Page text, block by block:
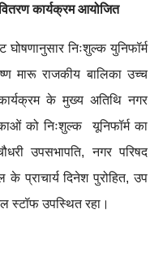
कार्यक्रम आयोजित
निःशुल्क युनिफॉर्म
मारू राजकीय बालिका उच्च
के मुख्य अतिथि नगर
को निःशुल्क यूनिफॉर्म का
उपसभापति, नगर परिषद
के प्राचार्य दिनेश पुरोहित, उप
स्टॉफ उपस्थित रहा।